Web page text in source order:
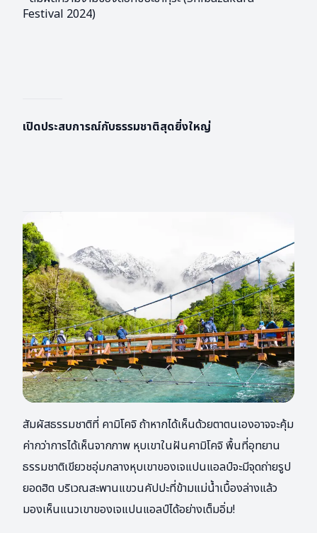
Festival 2024)
เปิดประสบการณ์กับธรรมชาติสุดยิ่งใหญ่
สัมผัสธรรมชาติที่ คามิโคจิ ถ้าหากได้เห็นด้วยตาตนเองอาจจะคุ้ม
ค่ากว่าการได้เห็นจากภาพ หุบเขาในฝันคามิโคจิ พื้นที่อุทยาน
ธรรมชาติเขียวชอุ่มกลางหุบเขาของเจแปนแอลป์จะมีจุดถ่ายรูป
ยอดฮิต บริเวณสะพานแขวนคัปปะที่ข้ามแม่น้ำเบื้องล่างแล้ว
มองเห็นแนวเขาของเจแปนแอลป์ได้อย่างเต็มอิ่ม!